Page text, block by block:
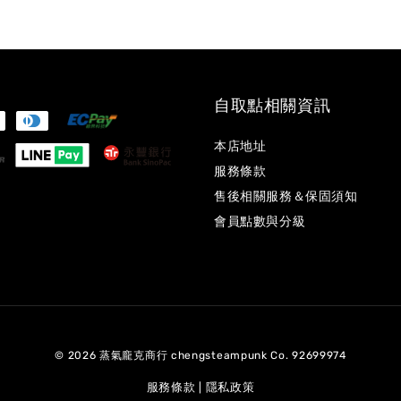
自取點相關資訊
本店地址
服務條款
售後相關服務＆保固須知
會員點數與分級
© 2026 蒸氣龐克商行 chengsteampunk Co. 92699974
服務條款 隱私政策